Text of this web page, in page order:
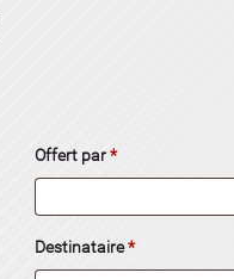
Offert par*
Destinataire*